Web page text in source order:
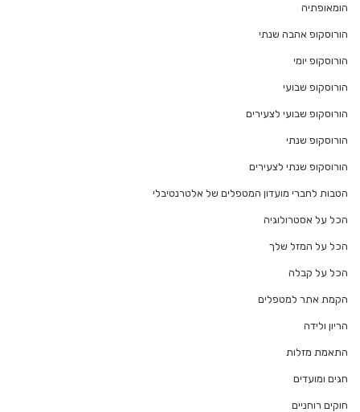
הומאופתיה
הורוסקופ אהבה שנתי
הורוסקופ יומי
הורוסקופ שבועי
הורוסקופ שבועי לצעירים
הורוסקופ שנתי
הורוסקופ שנתי לצעירים
הטבות לחברי מועדון המטפלים של אלטרנטיבלי
הכל על אסטרולוגיה
הכל על המזל שלך
הכל על קבלה
הקמת אתר למטפלים
הריון ולידה
התאמת מזלות
חגים ומועדים
חוקים רוחניים